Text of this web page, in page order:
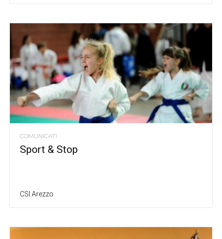
COMUNICATI
Sport & Stop
CSI Arezzo